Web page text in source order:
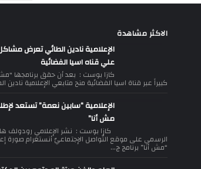
الاكثر مشاهدة
الإعلامية نادين الطائي تعرض
علي قناه اسيا الفضائية
كازا بوست : بعد أن حقق برنامجها
كبيراً عبر قناة اسيا الفضائية منح متابعي الإعلامية نادين
الإعلامية “سابين نعمة” تستعد
مش أنا”
كازا بوست : نشر الإعلامي رودولف
الرسمي على موقع التّواصل الإجتماعيّ أنستغرام صورة
“مش أنا” برنامج ج...